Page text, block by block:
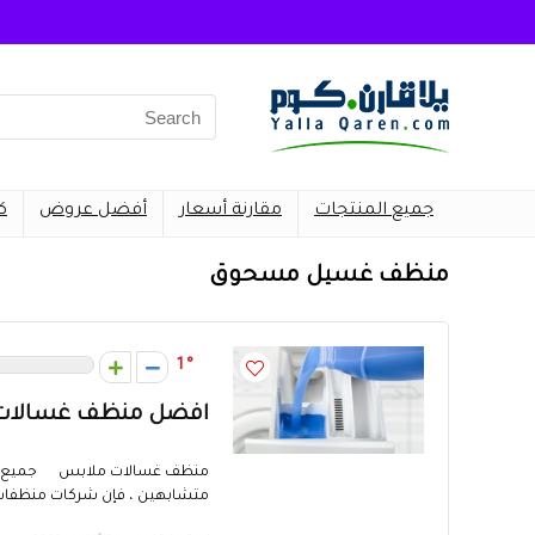
for:
جميع المنتجات مقارنة أسعار أفضل عروض
منظف غسيل مسحوق
1
افضل منظف غسالات
منظف غسالات ملابس جميع
متشابهين ، فإن شركات